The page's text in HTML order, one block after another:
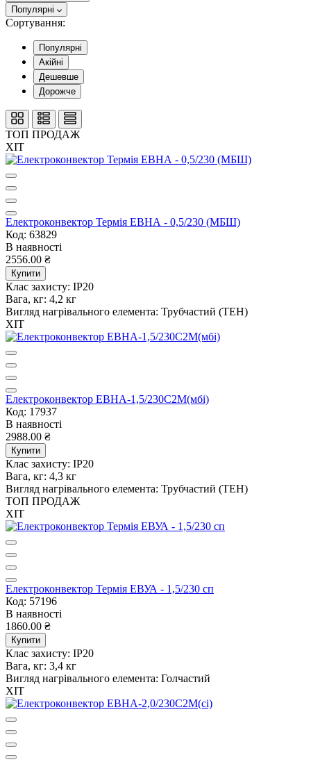
Популярні
Сортування:
Популярні
Акійні
Дешевше
Дорожче
ТОП ПРОДАЖ
ХІТ
Електроконвектор Термія ЕВНА - 0,5/230 (МБШ)
Код: 63829
В наявності
2556.00 ₴
Купити
Клас захисту: IP20
Вага, кг: 4,2 кг
Вигляд нагрівального елемента: Трубчастий (ТЕН)
ХІТ
Електроконвектор ЕВНА-1,5/230С2М(мбі)
Код: 17937
В наявності
2988.00 ₴
Купити
Клас захисту: IP20
Вага, кг: 4,3 кг
Вигляд нагрівального елемента: Трубчастий (ТЕН)
ТОП ПРОДАЖ
ХІТ
Електроконвектор Термія ЕВУА - 1,5/230 сп
Код: 57196
В наявності
1860.00 ₴
Купити
Клас захисту: IP20
Вага, кг: 3,4 кг
Вигляд нагрівального елемента: Голчастий
ХІТ